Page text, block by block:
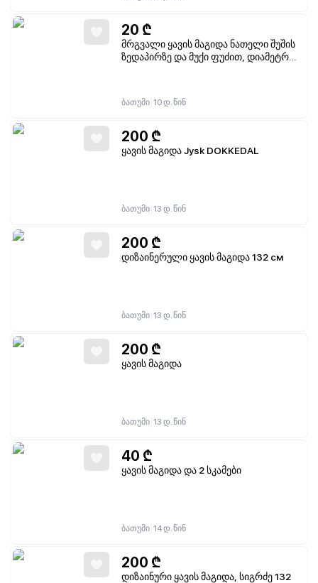
20 ₾
მრგვალი ყავის მაგიდა ნათელი შუშის
ზედაპირზე და მუქი ფუძით, დიამეტრი 1
ბათუმი 10 დ. წინ
200 ₾
ყავის მაგიდა Jysk DOKKEDAL
ბათუმი 13 დ. წინ
200 ₾
დიზაინერული ყავის მაგიდა 132 см
ბათუმი 13 დ. წინ
200 ₾
ყავის მაგიდა
ბათუმი 13 დ. წინ
40 ₾
ყავის მაგიდა და 2 სკამები
ბათუმი 14 დ. წინ
200 ₾
დიზაინური ყავის მაგიდა, სიგრძე 132